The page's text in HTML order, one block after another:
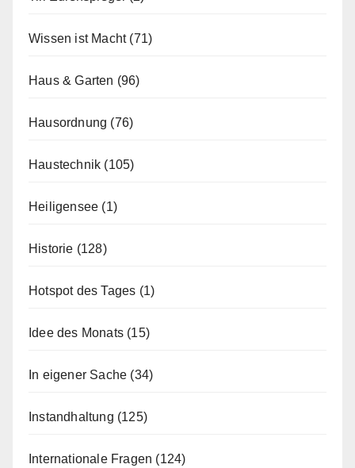
Wissen ist Macht(71)
Haus & Garten (96)
Hausordnung (76)
Haustechnik (105)
Heiligensee (1)
Historie (128)
Hotspot des Tages (1)
Idee des Monats (15)
In eigener Sache (34)
Instandhaltung (125)
Internationale Fragen (124)